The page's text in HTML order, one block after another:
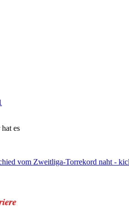
es
vom Zweitliga-Torrekord naht -